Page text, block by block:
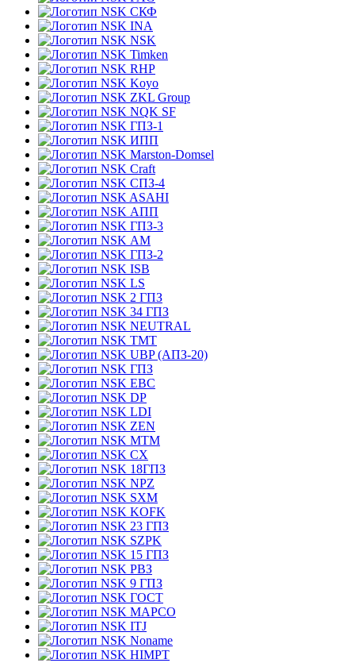
СКФ
INA
NSK
Timken
RHP
Koyo
ZKL Group
NQK SF
ГПЗ-1
ИПП
Marston-Domsel
Craft
СПЗ-4
ASAHI
АПП
ГПЗ-3
АМ
ГПЗ-2
ISB
LS
2 ГПЗ
34 ГПЗ
NEUTRAL
TMT
UBP (АПЗ-20)
ГПЗ
EBC
DP
LDI
ZEN
MTM
CX
18ГПЗ
NPZ
SXM
KOFK
23 ГПЗ
SZPK
15 ГПЗ
РВЗ
9 ГПЗ
ГОСТ
MAPCO
ITJ
Noname
HIMPT